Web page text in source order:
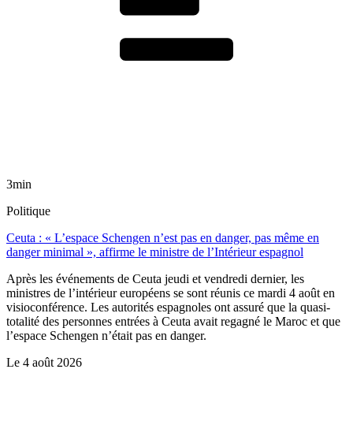
3min
Politique
Ceuta : « L’espace Schengen n’est pas en danger, pas même en
danger minimal », affirme le ministre de l’Intérieur espagnol
Après les événements de Ceuta jeudi et vendredi dernier, les
ministres de l’intérieur européens se sont réunis ce mardi 4 août en
visioconférence. Les autorités espagnoles ont assuré que la quasi-
totalité des personnes entrées à Ceuta avait regagné le Maroc et que
l’espace Schengen n’était pas en danger.
Le 4 août 2026